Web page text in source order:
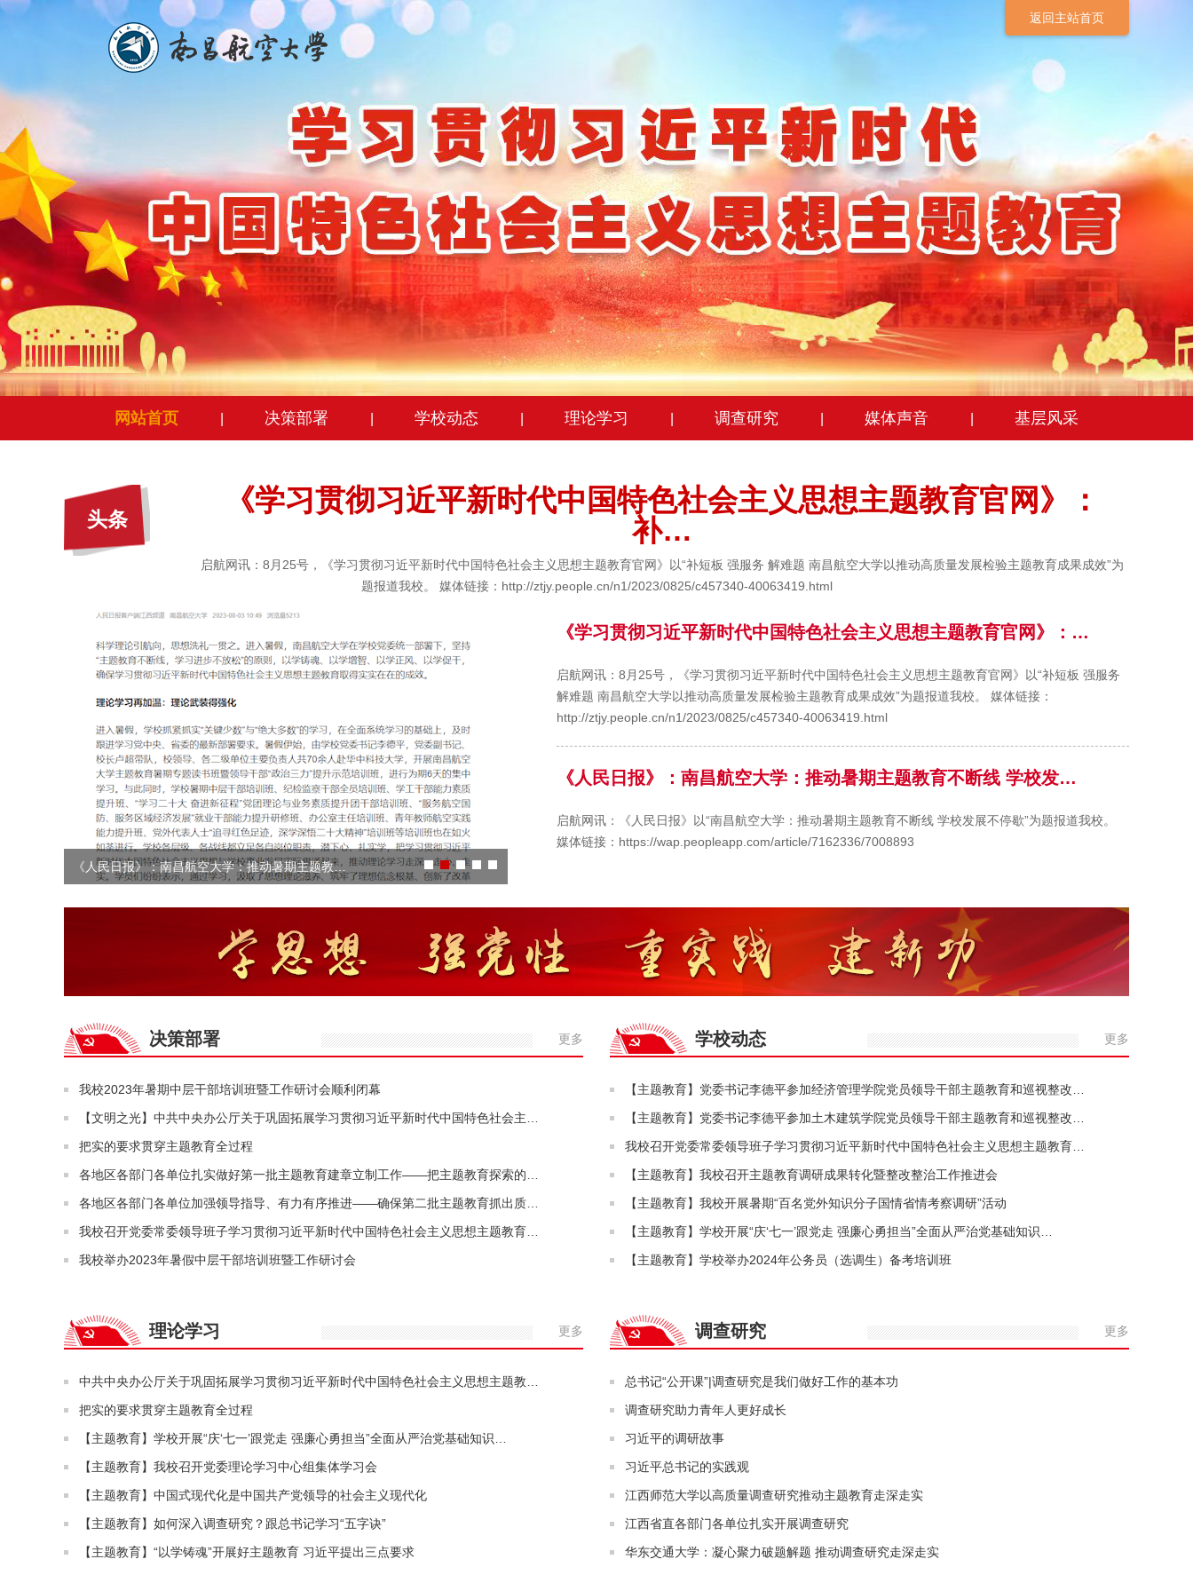
返回主站首页
网站首页 决策部署 学校动态 理论学习 调查研究 媒体声音 基层风采
头条
《学习贯彻习近平新时代中国特色社会主义思想主题教育官网》：
补…
启航网讯：8月25号，《学习贯彻习近平新时代中国特色社会主义思想主题教育官网》以“补短板 强服务 解难题 南昌航空大学以推动高质量发展检验主题教育成果成效”为
题报道我校。 媒体链接：http://ztjy.people.cn/n1/2023/0825/c457340-40063419.html
《人民日报》：南昌航空大学：推动暑期主题教…
《学习贯彻习近平新时代中国特色社会主义思想主题教育官网》：…
启航网讯：8月25号，《学习贯彻习近平新时代中国特色社会主义思想主题教育官网》以“补短板 强服务
解难题 南昌航空大学以推动高质量发展检验主题教育成果成效”为题报道我校。 媒体链接：
http://ztjy.people.cn/n1/2023/0825/c457340-40063419.html
《人民日报》：南昌航空大学：推动暑期主题教育不断线 学校发…
启航网讯：《人民日报》以“南昌航空大学：推动暑期主题教育不断线 学校发展不停歇”为题报道我校。
媒体链接：https://wap.peopleapp.com/article/7162336/7008893
决策部署 更多
我校2023年暑期中层干部培训班暨工作研讨会顺利闭幕
【文明之光】中共中央办公厅关于巩固拓展学习贯彻习近平新时代中国特色社会主…
把实的要求贯穿主题教育全过程
各地区各部门各单位扎实做好第一批主题教育建章立制工作——把主题教育探索的…
各地区各部门各单位加强领导指导、有力有序推进——确保第二批主题教育抓出质…
我校召开党委常委领导班子学习贯彻习近平新时代中国特色社会主义思想主题教育…
我校举办2023年暑假中层干部培训班暨工作研讨会
学校动态 更多
【主题教育】党委书记李德平参加经济管理学院党员领导干部主题教育和巡视整改…
【主题教育】党委书记李德平参加土木建筑学院党员领导干部主题教育和巡视整改…
我校召开党委常委领导班子学习贯彻习近平新时代中国特色社会主义思想主题教育…
【主题教育】我校召开主题教育调研成果转化暨整改整治工作推进会
【主题教育】我校开展暑期“百名党外知识分子国情省情考察调研”活动
【主题教育】学校开展“庆‘七一’跟党走 强廉心勇担当”全面从严治党基础知识…
【主题教育】学校举办2024年公务员（选调生）备考培训班
理论学习 更多
中共中央办公厅关于巩固拓展学习贯彻习近平新时代中国特色社会主义思想主题教…
把实的要求贯穿主题教育全过程
【主题教育】学校开展“庆‘七一’跟党走 强廉心勇担当”全面从严治党基础知识…
【主题教育】我校召开党委理论学习中心组集体学习会
【主题教育】中国式现代化是中国共产党领导的社会主义现代化
【主题教育】如何深入调查研究？跟总书记学习“五字诀”
【主题教育】“以学铸魂”开展好主题教育 习近平提出三点要求
调查研究 更多
总书记“公开课”|调查研究是我们做好工作的基本功
调查研究助力青年人更好成长
习近平的调研故事
习近平总书记的实践观
江西师范大学以高质量调查研究推动主题教育走深走实
江西省直各部门各单位扎实开展调查研究
华东交通大学：凝心聚力破题解题 推动调查研究走深走实